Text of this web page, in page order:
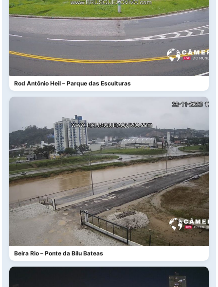
Rod Antônio Heil – Parque das Esculturas
Beira Rio – Ponte da Bilu Bateas